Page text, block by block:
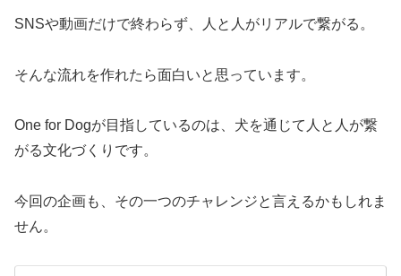
SNSや動画だけで終わらず、人と人がリアルで繋がる。
そんな流れを作れたら面白いと思っています。
One for Dogが目指しているのは、犬を通じて人と人が繋
がる文化づくりです。
今回の企画も、その一つのチャレンジと言えるかもしれま
せん。